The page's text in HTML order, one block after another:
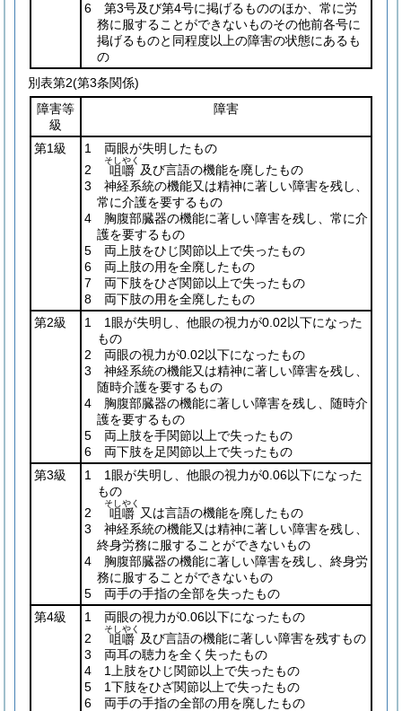
6 第3号及び第4号に掲げるもののほか、常に労
務に服することができないものその他前各号に
掲げるものと同程度以上の障害の状態にあるも
の
別表第2(第3条関係)
障害等
級
障害
第1級
1 両眼が失明したもの
2
咀嚼
そしやく
及び言語の機能を廃したもの
3 神経系統の機能又は精神に著しい障害を残し、
常に介護を要するもの
4 胸腹部臓器の機能に著しい障害を残し、常に介
護を要するもの
5 両上肢をひじ関節以上で失ったもの
6 両上肢の用を全廃したもの
7 両下肢をひざ関節以上で失ったもの
8 両下肢の用を全廃したもの
第2級
1 1眼が失明し、他眼の視力が0.02以下になった
もの
2 両眼の視力が0.02以下になったもの
3 神経系統の機能又は精神に著しい障害を残し、
随時介護を要するもの
4 胸腹部臓器の機能に著しい障害を残し、随時介
護を要するもの
5 両上肢を手関節以上で失ったもの
6 両下肢を足関節以上で失ったもの
第3級
1 1眼が失明し、他眼の視力が0.06以下になった
もの
2
咀嚼
そしやく
又は言語の機能を廃したもの
3 神経系統の機能又は精神に著しい障害を残し、
終身労務に服することができないもの
4 胸腹部臓器の機能に著しい障害を残し、終身労
務に服することができないもの
5 両手の手指の全部を失ったもの
第4級
1 両眼の視力が0.06以下になったもの
2
咀嚼
そしやく
及び言語の機能に著しい障害を残すもの
3 両耳の聴力を全く失ったもの
4 1上肢をひじ関節以上で失ったもの
5 1下肢をひざ関節以上で失ったもの
6 両手の手指の全部の用を廃したもの